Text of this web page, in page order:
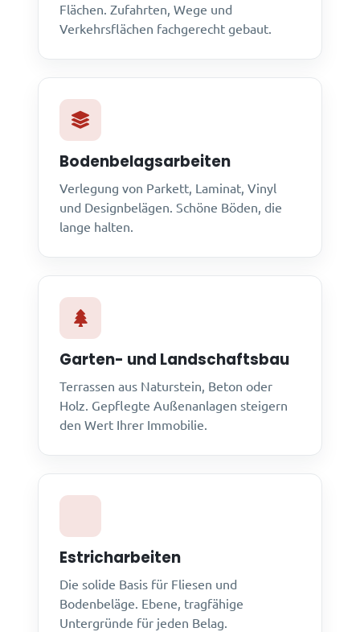
Flächen. Zufahrten, Wege und
Verkehrsflächen fachgerecht gebaut.
Bodenbelagsarbeiten
Verlegung von Parkett, Laminat, Vinyl
und Designbelägen. Schöne Böden, die
lange halten.
Garten- und Landschaftsbau
Terrassen aus Naturstein, Beton oder
Holz. Gepflegte Außenanlagen steigern
den Wert Ihrer Immobilie.
Estricharbeiten
Die solide Basis für Fliesen und
Bodenbeläge. Ebene, tragfähige
Untergründe für jeden Belag.